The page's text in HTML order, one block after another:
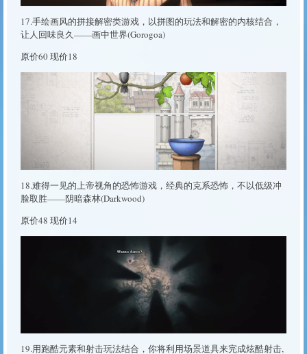
17.手绘画风的拼接解密类游戏，以拼图的玩法和解密的内核结合，
让人回味良久——画中世界(Gorogoa)
原价60 现价18
18.难得一见的上帝视角的恐怖游戏，经典的克系恐怖，不以低级冲
脸取胜——阴暗森林(Darkwood)
原价48 现价14
19.用跑酷元素和射击玩法结合，你将利用场景道具来完成炫酷射击,